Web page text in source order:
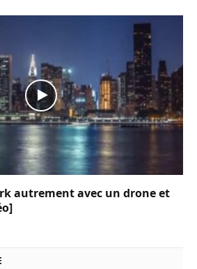
autrement avec un drone et